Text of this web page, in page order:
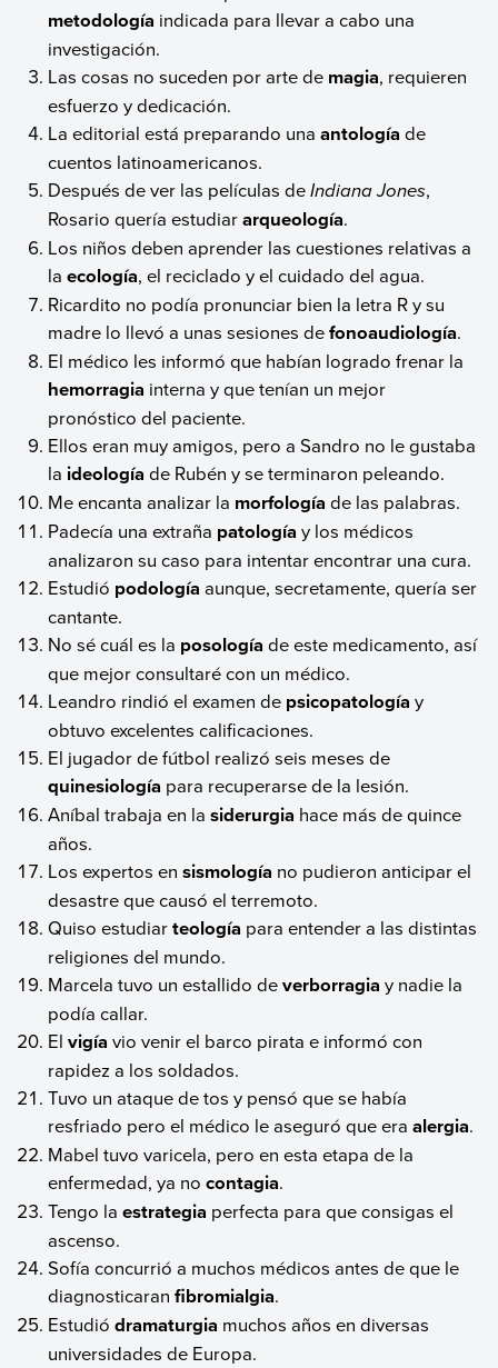
metodología indicada para llevar a cabo una
investigación.
Las cosas no suceden por arte de magia, requieren
esfuerzo y dedicación.
La editorial está preparando unaantología de
cuentos latinoamericanos.
Después de ver las películas deIndiana Jones,
Rosario quería estudiararqueología.
Los niños deben aprender las cuestiones relativas a
laecología, el reciclado y el cuidado del agua.
Ricardito no podía pronunciar bien la letra R y su
madre lo llevó a unas sesiones defonoaudiología.
El médico les informó que habían logrado frenar la
hemorragia interna y que tenían un mejor
pronóstico del paciente.
Ellos eran muy amigos, pero a Sandro no le gustaba
la ideología de Rubén y se terminaron peleando.
Me encanta analizar la morfología de las palabras.
Padecía una extraña patología y los médicos
analizaron su caso para intentar encontrar una cura.
Estudió podología aunque, secretamente, quería ser
cantante.
No sé cuál es la posología de este medicamento, así
que mejor consultaré con un médico.
Leandro rindió el examen de psicopatología y
obtuvo excelentes calificaciones.
El jugador de fútbol realizó seis meses de
quinesiología para recuperarse de la lesión.
Aníbal trabaja en lasiderurgia hace más de quince
años.
Los expertos ensismología no pudieron anticipar el
desastre que causó el terremoto.
Quiso estudiarteología para entender a las distintas
religiones del mundo.
Marcela tuvo un estallido deverborragia y nadie la
podía callar.
Elvigía vio venir el barco pirata e informó con
rapidez a los soldados.
Tuvo un ataque de tos y pensó que se había
resfriado pero el médico le aseguró que eraalergia.
Mabel tuvo varicela, pero en esta etapa de la
enfermedad, ya nocontagia.
Tengo laestrategia perfecta para que consigas el
ascenso.
Sofía concurrió a muchos médicos antes de que le
diagnosticaranfibromialgia.
Estudiódramaturgia muchos años en diversas
universidades de Europa.